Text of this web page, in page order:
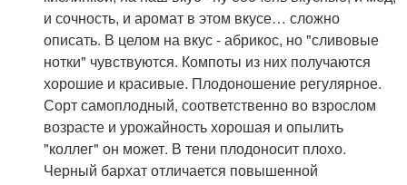
и сочность, и аромат в этом вкусе… сложно
описать. В целом на вкус - абрикос, но "сливовые
нотки" чувствуются. Компоты из них получаются
хорошие и красивые. Плодоношение регулярное.
Сорт самоплодный, соответственно во взрослом
возрасте и урожайность хорошая и опылить
"коллег" он может. В тени плодоносит плохо.
Черный бархат отличается повышенной